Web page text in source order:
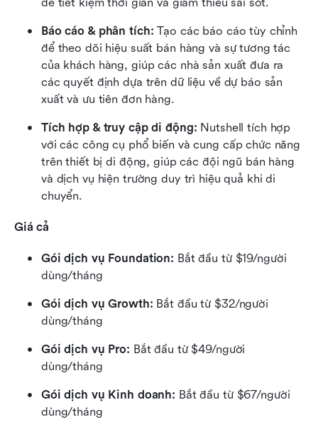
Báo cáo & phân tích: Tạo các báo cáo tùy chỉnh
để theo dõi hiệu suất bán hàng và sự tương tác
của khách hàng, giúp các nhà sản xuất đưa ra
các quyết định dựa trên dữ liệu về dự báo sản
xuất và ưu tiên đơn hàng.
Tích hợp & truy cập di động: Nutshell tích hợp
với các công cụ phổ biến và cung cấp chức năng
trên thiết bị di động, giúp các đội ngũ bán hàng
và dịch vụ hiện trường duy trì hiệu quả khi di
chuyển.
Giá cả
Gói dịch vụ Foundation: Bắt đầu từ $19/người
dùng/tháng
Gói dịch vụ Growth: Bắt đầu từ $32/người
dùng/tháng
Gói dịch vụ Pro: Bắt đầu từ $49/người
dùng/tháng
Gói dịch vụ Kinh doanh: Bắt đầu từ $67/người
dùng/tháng